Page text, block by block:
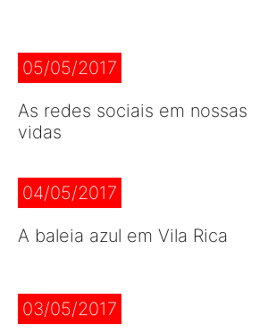
05/05/2017
As redes sociais em nossas
vidas
04/05/2017
A baleia azul em Vila Rica
03/05/2017